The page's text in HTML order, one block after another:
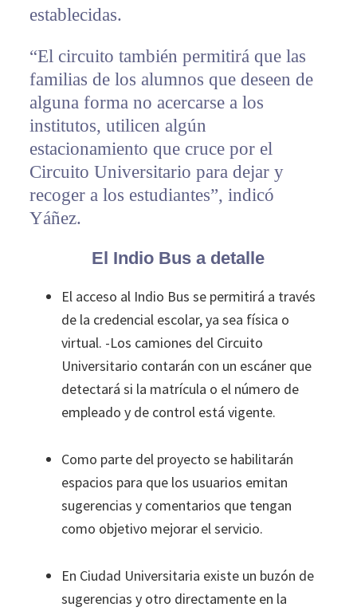
establecidas.
“El circuito también permitirá que las
familias de los alumnos que deseen de
alguna forma no acercarse a los
institutos, utilicen algún
estacionamiento que cruce por el
Circuito Universitario para dejar y
recoger a los estudiantes”, indicó
Yáñez.
El Indio Bus a detalle
El acceso al Indio Bus se permitirá a través
de la credencial escolar, ya sea física o
virtual. -Los camiones del Circuito
Universitario contarán con un escáner que
detectará si la matrícula o el número de
empleado y de control está vigente.
Como parte del proyecto se habilitarán
espacios para que los usuarios emitan
sugerencias y comentarios que tengan
como objetivo mejorar el servicio.
En Ciudad Universitaria existe un buzón de
sugerencias y otro directamente en la